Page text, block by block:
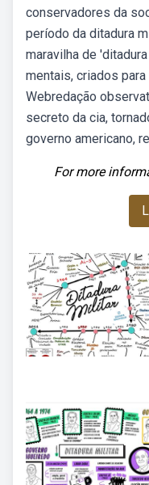
conservadores da
período da ditadura
maravilha de
mentais, criados
Webredação
secreto da cia,
governo americano,
For more